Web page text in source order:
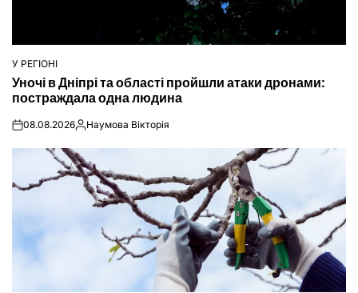
ОПУБЛІКУВАТИ
У
У РЕГІОНІ
Уночі в Дніпрі та області пройшли атаки дронами:
постраждала одна людина
on08.08.2026Опубліковано
Наумова Вікторія